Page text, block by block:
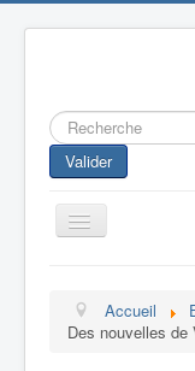
Rechercher
Valider
Toggle
Navigation
AviationAccueil
Des nouvelles de